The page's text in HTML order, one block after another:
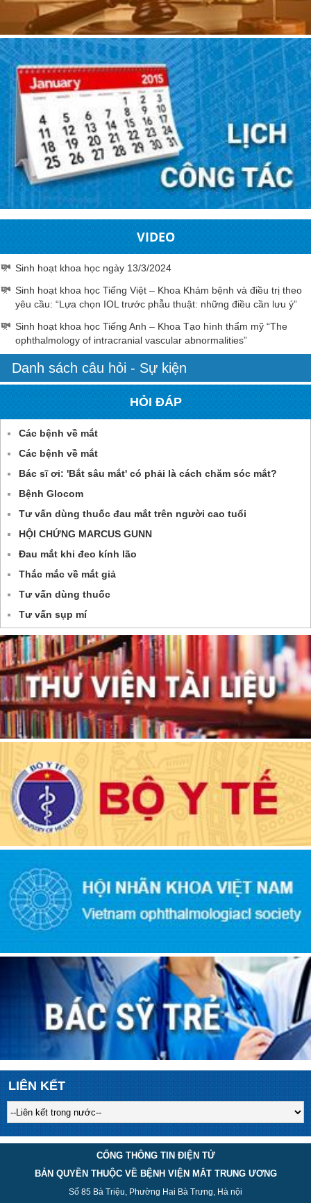
VIDEO
Sinh hoạt khoa học ngày 13/3/2024
Sinh hoạt khoa học Tiếng Việt – Khoa Khám bệnh và điều trị theo
yêu cầu: “Lựa chọn IOL trước phẫu thuật: những điều cần lưu ý”
Sinh hoạt khoa học Tiếng Anh – Khoa Tạo hình thẩm mỹ “The
ophthalmology of intracranial vascular abnormalities”
Danh sách câu hỏi - Sự kiện
HỎI ĐÁP
Các bệnh về mắt
Các bệnh về mắt
Bác sĩ ơi: 'Bắt sâu mắt' có phải là cách chăm sóc mắt?
Bệnh Glocom
Tư vấn dùng thuốc đau mắt trên người cao tuổi
HỘI CHỨNG MARCUS GUNN
Đau mắt khi đeo kính lão
Thắc mắc về mắt giả
Tư vấn dùng thuốc
Tư vấn sụp mí
LIÊN KẾT
CỔNG THÔNG TIN ĐIỆN TỬ
BẢN QUYỀN THUỘC VỀ BỆNH VIỆN MẮT TRUNG ƯƠNG
Số 85 Bà Triệu, Phường Hai Bà Trưng, Hà nội